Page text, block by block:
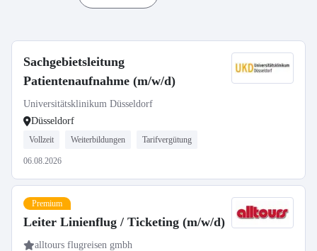
Sachgebietsleitung
Patientenaufnahme (m/w/d)
Universitätsklinikum Düsseldorf
Düsseldorf
Vollzeit Weiterbildungen Tarifvergütung
06.08.2026
Premium
Leiter Linienflug / Ticketing (m/w/d)
alltours flugreisen gmbh